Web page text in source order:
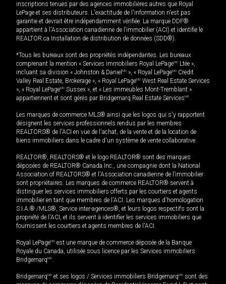
inscriptions tenues par des agences immobilières autres que Royal
LePage et ses distributeurs. L'exactitude de l'information n'est pas
garantie et devrait être indépendamment vérifiée. La marque DDF®
appartient à l'Association canadienne de l’immobilier (ACI) et identifie le
REALTOR.ca Installation de distribution de données (SDD®).
*Tous les bureaux sont des propriétés indépendantes. Les bureaux
comprenant la mention « Services immobiliers Royal LePageMD Ltée »,
incluant sa division « Johnston & Daniel MD », « Royal LePageMD Credit
Valley Real Estate, Brokerage », « Royal LePageMD West Real Estate Services
», « Royal LePageMD Sussex », et « Les immeubles Mont-Tremblant »
appartiennent et sont gérés par Bridgemarq Real Estate ServicesMD.
Les marques de commerce MLS® ainsi que les logos qui s'y rapportent
désignent les services professionnels rendus par les membres
REALTORS® de l'ACI en vue de l'achat, de la vente et de la location de
biens immobiliers dans le cadre d'un système de vente collaborative.
REALTOR®, REALTORS® et le logo REALTOR® sont des marques
déposées de REALTOR® Canada Inc., une compagnie dont la National
Association of REALTORS® et l'Association canadienne de l’immobilier
sont propriétaires. Les marques de commerce REALTOR® servent à
distinguer les services immobiliers offerts par les courtiers et agents
immobilier en tant que membres de l'ACI. Les marques d'homologation
S.I.A.® /MLS®, Service inter-agences®, et leurs logos respectifs sont la
propriété de l'ACI, et ils servent à identifier les services immobiliers que
fournissent les courtiers et agents membres de l'ACI.
Royal LePageMD est une marque de commerce déposée de la Banque
Royale du Canada, utilisée sous licence par les Services immobiliers
BridgemarqMD.
BridgemarqMD et ses logos / Services immobiliers BridgemarqMD sont des